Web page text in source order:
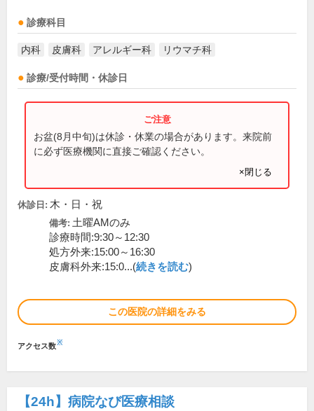
診療科目
内科 皮膚科 アレルギー科 リウマチ科
診療/受付時間・休診日
お盆(8月中旬)は休診・休業の場合があります。来院前
に必ず医療機関に直接ご確認ください。
×閉じる
休診日: 木・日・祝
備考: 土曜AMのみ
診療時間:9:30～12:30
処方外来:15:00～16:30
皮膚科外来:15:0...(続きを読む)
この医院の詳細をみる
アクセス数※
【24h】 病院なび医療相談